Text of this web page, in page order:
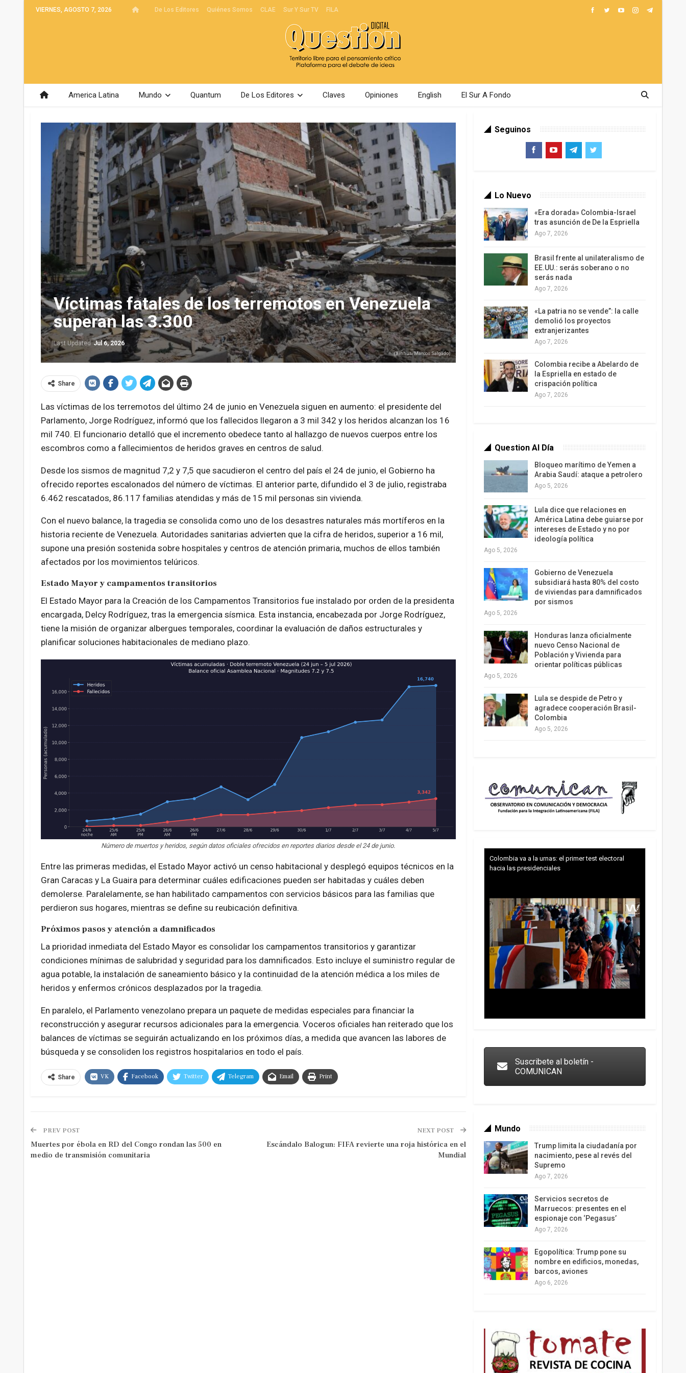
VIERNES, AGOSTO 7, 2026 De Los Editores Quiénes Somos CLAE Sur Y Sur TV FILA
America Latina Mundo Quantum De Los Editores Claves Opiniones English El Sur A Fondo
Víctimas fatales de los terremotos en Venezuela
superan las 3.300
Last UpdatedJul 6, 2026
(Xinhua/Marcos Salgado)
Share
Las víctimas de los terremotos del último 24 de junio en Venezuela siguen en aumento: el presidente del
Parlamento, Jorge Rodríguez, informó que los fallecidos llegaron a 3 mil 342 y los heridos alcanzan los 16
mil 740. El funcionario detalló que el incremento obedece tanto al hallazgo de nuevos cuerpos entre los
escombros como a fallecimientos de heridos graves en centros de salud.
Desde los sismos de magnitud 7,2 y 7,5 que sacudieron el centro del país el 24 de junio, el Gobierno ha
ofrecido reportes escalonados del número de víctimas. El anterior parte, difundido el 3 de julio, registraba
6.462 rescatados, 86.117 familias atendidas y más de 15 mil personas sin vivienda.
Con el nuevo balance, la tragedia se consolida como uno de los desastres naturales más mortíferos en la
historia reciente de Venezuela. Autoridades sanitarias advierten que la cifra de heridos, superior a 16 mil,
supone una presión sostenida sobre hospitales y centros de atención primaria, muchos de ellos también
afectados por los movimientos telúricos.
Estado Mayor y campamentos transitorios
El Estado Mayor para la Creación de los Campamentos Transitorios fue instalado por orden de la presidenta
encargada, Delcy Rodríguez, tras la emergencia sísmica. Esta instancia, encabezada por Jorge Rodríguez,
tiene la misión de organizar albergues temporales, coordinar la evaluación de daños estructurales y
planificar soluciones habitacionales de mediano plazo.
Número de muertos y heridos, según datos oficiales ofrecidos en reportes diarios desde el 24 de junio.
Entre las primeras medidas, el Estado Mayor activó un censo habitacional y desplegó equipos técnicos en la
Gran Caracas y La Guaira para determinar cuáles edificaciones pueden ser habitadas y cuáles deben
demolerse. Paralelamente, se han habilitado campamentos con servicios básicos para las familias que
perdieron sus hogares, mientras se define su reubicación definitiva.
Próximos pasos y atención a damnificados
La prioridad inmediata del Estado Mayor es consolidar los campamentos transitorios y garantizar
condiciones mínimas de salubridad y seguridad para los damnificados. Esto incluye el suministro regular de
agua potable, la instalación de saneamiento básico y la continuidad de la atención médica a los miles de
heridos y enfermos crónicos desplazados por la tragedia.
En paralelo, el Parlamento venezolano prepara un paquete de medidas especiales para financiar la
reconstrucción y asegurar recursos adicionales para la emergencia. Voceros oficiales han reiterado que los
balances de víctimas se seguirán actualizando en los próximos días, a medida que avancen las labores de
búsqueda y se consoliden los registros hospitalarios en todo el país.
Share VK Facebook Twitter Telegram Email Print
PREV POST
Muertes por ébola en RD del Congo rondan las 500 en
medio de transmisión comunitaria
NEXT POST
Escándalo Balogun: FIFA revierte una roja histórica en el
Mundial
Seguinos
Lo Nuevo
«Era dorada» Colombia-Israel
tras asunción de De la Espriella
Ago 7, 2026
Brasil frente al unilateralismo de
EE.UU.: serás soberano o no
serás nada
Ago 7, 2026
«La patria no se vende”: la calle
demolió los proyectos
extranjerizantes
Ago 7, 2026
Colombia recibe a Abelardo de
la Espriella en estado de
crispación política
Ago 7, 2026
Question Al Día
Bloqueo marítimo de Yemen a
Arabia Saudí: ataque a petrolero
Ago 5, 2026
Lula dice que relaciones en
América Latina debe guiarse por
intereses de Estado y no por
ideología política
Ago 5, 2026
Gobierno de Venezuela
subsidiará hasta 80% del costo
de viviendas para damnificados
por sismos
Ago 5, 2026
Honduras lanza oficialmente
nuevo Censo Nacional de
Población y Vivienda para
orientar políticas públicas
Ago 5, 2026
Lula se despide de Petro y
agradece cooperación Brasil-
Colombia
Ago 5, 2026
Colombia va a la urnas: el primer test electoral
hacia las presidenciales
Suscribete al boletín -
COMUNICAN
Mundo
Trump limita la ciudadanía por
nacimiento, pese al revés del
Supremo
Ago 7, 2026
Servicios secretos de
Marruecos: presentes en el
espionaje con ‘Pegasus’
Ago 7, 2026
Egopolítica: Trump pone su
nombre en edificios, monedas,
barcos, aviones
Ago 6, 2026